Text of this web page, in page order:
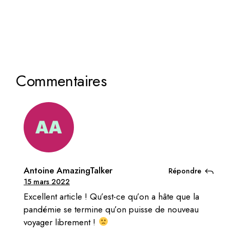
Commentaires
Antoine AmazingTalker
15 mars 2022
Excellent article ! Qu’est-ce qu’on a hâte que la
pandémie se termine qu’on puisse de nouveau
voyager librement !
Répondre